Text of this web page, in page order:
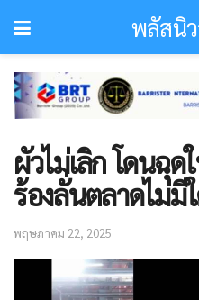
พลัสนิว
ผัวไม่เลิก โดนฉุ
ร้องลั่นตลาดไม่มี
พฤษภาคม 22, 2025